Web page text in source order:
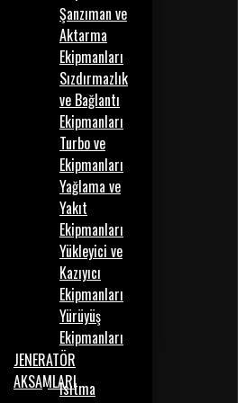
Şanzıman ve
Aktarma
Ekipmanları
Sızdırmazlık
ve Bağlantı
Ekipmanları
Turbo ve
Ekipmanları
Yağlama ve
Yakıt
Ekipmanları
Yükleyici ve
Kazıyıcı
Ekipmanları
Yürüyüş
Ekipmanları
JENERATÖR
AKSAMLARIIsıtma